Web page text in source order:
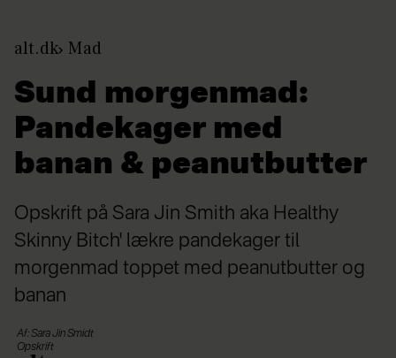
alt.dk Mad
Sund morgenmad:
Pandekager med
banan & peanutbutter
Opskrift på Sara Jin Smith aka Healthy
Skinny Bitch' lækre pandekager til
morgenmad toppet med peanutbutter og
banan
Af: Sara Jin Smidt
Opskrift